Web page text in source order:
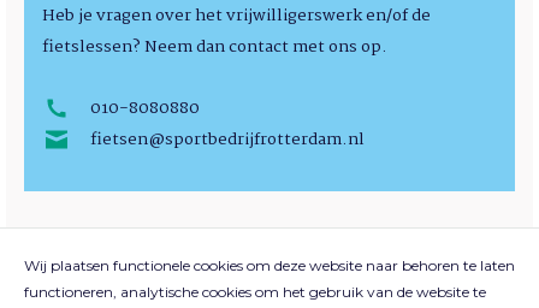
Heb je vragen over het vrijwilligerswerk en/of de
fietslessen? Neem dan contact met ons op.
010-8080880
fietsen@sportbedrijfrotterdam.nl
Wij plaatsen functionele cookies om deze website naar behoren te laten
functioneren, analytische cookies om het gebruik van de website te